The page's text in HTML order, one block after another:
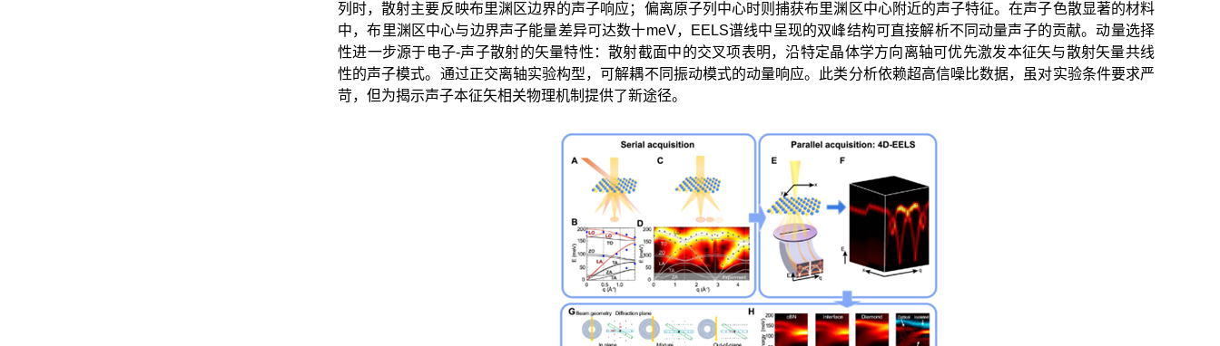
列时，散射主要反映布里渊区边界的声子响应；偏离原子列中心时则捕获布里渊区中心附近的声子特征。在声子色散显著的材料
中，布里渊区中心与边界声子能量差异可达数十meV，EELS谱线中呈现的双峰结构可直接解析不同动量声子的贡献。动量选择
性进一步源于电子-声子散射的矢量特性：散射截面中的交叉项表明，沿特定晶体学方向离轴可优先激发本征矢与散射矢量共线
性的声子模式。通过正交离轴实验构型，可解耦不同振动模式的动量响应。此类分析依赖超高信噪比数据，虽对实验条件要求严
苛，但为揭示声子本征矢相关物理机制提供了新途径。